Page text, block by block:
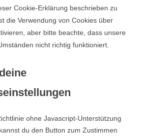
Cookie-Erklärung beschrieben zu
die Verwendung von Cookies über
aber bitte beachte, dass unsere
nicht richtig funktioniert.
ohne Javascript-Unterstützung
du den Button zum Zustimmen